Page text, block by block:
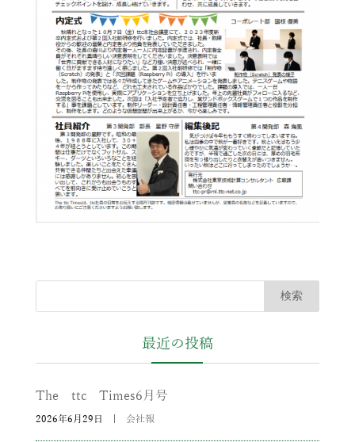
最近の投稿
The ttc Times6月号
2026年6月29日 会社報